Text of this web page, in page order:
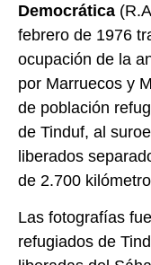
Democrática
febrero de 1976
ocupación de la
por Marruecos y
de población
de Tinduf, al
liberados
de 2.700
Las fotografías
refugiados de